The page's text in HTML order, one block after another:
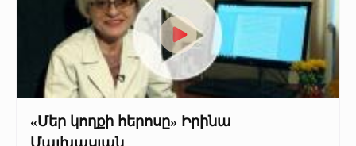
«Մեր կողքի հերոսը» Իրինա